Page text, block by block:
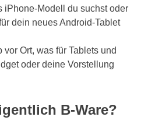
iPhone-Modell du suchst oder
dein neues Android-Tablet
Ort, was für Tablets und
oder deine Vorstellung
B-Ware?